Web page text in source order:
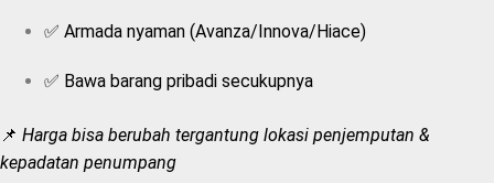
✅ Armada nyaman (Avanza/Innova/Hiace)
✅ Bawa barang pribadi secukupnya
📌 Harga bisa berubah tergantung lokasi penjemputan &
kepadatan penumpang